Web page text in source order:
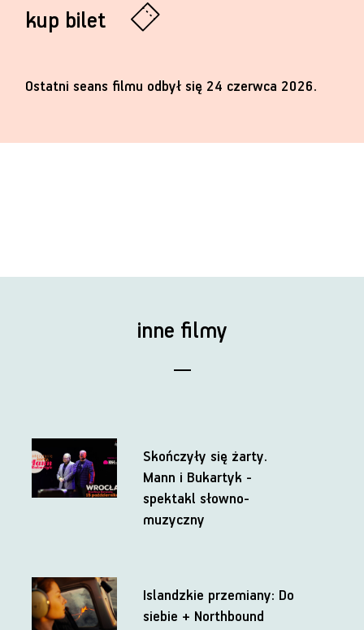
kup bilet
Ostatni seans filmu odbył się 24 czerwca 2026.
inne filmy
Skończyły się żarty.
Mann i Bukartyk -
spektakl słowno-
muzyczny
Islandzkie przemiany: Do
siebie + Northbound